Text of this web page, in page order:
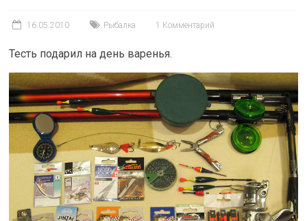
16.05.2010 Рыбалка 1 Комментарий
Тесть подарил на день варенья.